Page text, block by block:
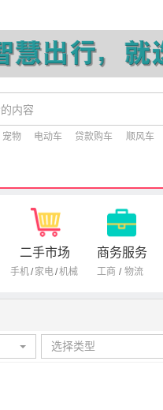
宠物 电动车 贷款购车 顺风车
二手市场
手机/ 家电/机械
商务服务
工商 / 物流
选择类型